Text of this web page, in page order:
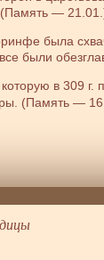
(Память —
была
были
в 309 г.
(Память —